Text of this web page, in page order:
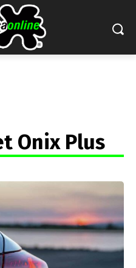
Onix Plus